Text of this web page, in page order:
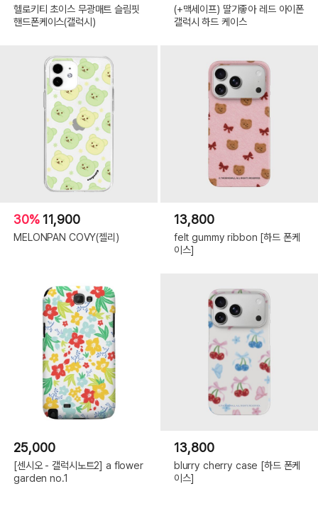
헬로키티 초이스 무광매트 슬림핏
핸드폰케이스(갤럭시)
(+맥세이프) 딸기좋아 레드 아이폰
갤럭시 하드 케이스
30% 11,900
MELONPAN COVY(젤리)
13,800
felt gummy ribbon [하드 폰케
이스]
25,000
[센시오 - 갤럭시노트2] a flower
garden no.1
13,800
blurry cherry case [하드 폰케
이스]